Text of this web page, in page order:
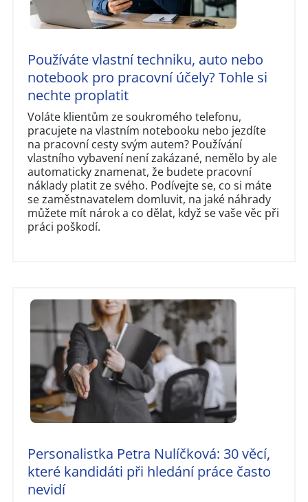
Používáte vlastní techniku, auto nebo
notebook pro pracovní účely? Tohle si
nechte proplatit
Voláte klientům ze soukromého telefonu,
pracujete na vlastním notebooku nebo jezdíte
na pracovní cesty svým autem? Používání
vlastního vybavení není zakázané, nemělo by ale
automaticky znamenat, že budete pracovní
náklady platit ze svého. Podívejte se, co si máte
se zaměstnavatelem domluvit, na jaké náhrady
můžete mít nárok a co dělat, když se vaše věc při
práci poškodí.
Personalistka Petra Nulíčková: 30 věcí,
které kandidáti při hledání práce často
nevidí